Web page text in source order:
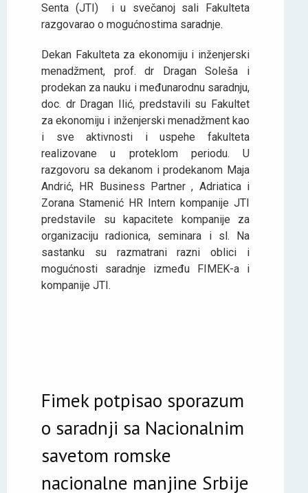
Senta (JTI) i u svečanoj sali Fakulteta
razgovarao o mogućnostima saradnje.
Dekan Fakulteta za ekonomiju i inženjerski
menadžment, prof. dr Dragan Soleša i
prodekan za nauku i međunarodnu saradnju,
doc. dr Dragan Ilić, predstavili su Fakultet
za ekonomiju i inženjerski menadžment kao
i sve aktivnosti i uspehe fakulteta
realizovane u proteklom periodu. U
razgovoru sa dekanom i prodekanom Maja
Andrić, HR Business Partner , Adriatica i
Zorana Stamenić HR Intern kompanije JTI
predstavile su kapacitete kompanije za
organizaciju radionica, seminara i sl. Na
sastanku su razmatrani razni oblici i
mogućnosti saradnje između FIMEK-a i
kompanije JTI.
Fimek potpisao sporazum
o saradnji sa Nacionalnim
savetom romske
nacionalne manjine Srbije